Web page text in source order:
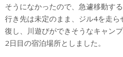
そうになかったので、急遽移動する
行き先は未定のまま、ジル4を走
復し、川遊びができそうなキャン
2日目の宿泊場所としました。